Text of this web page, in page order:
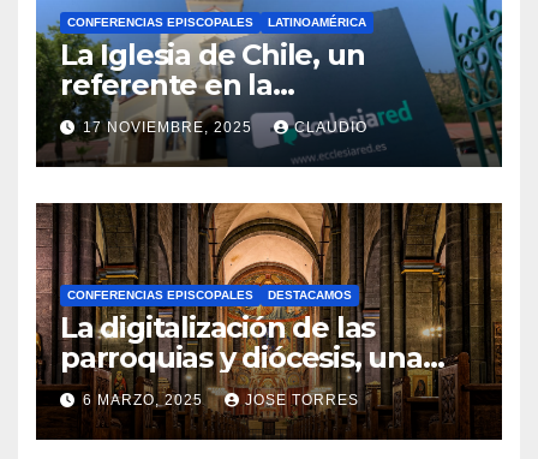
CONFERENCIAS EPISCOPALES LATINOAMÉRICA
La Iglesia de Chile, un
referente en la
transformación digital
gracias a Ecclesiared
17 NOVIEMBRE, 2025 CLAUDIO
N
O
H
A
Y
C
O
M
CONFERENCIAS EPISCOPALES DESTACAMOS
La digitalización de las
parroquias y diócesis, una
realidad ya para el futuro de
la Iglesia
6 MARZO, 2025 JOSE TORRES
N